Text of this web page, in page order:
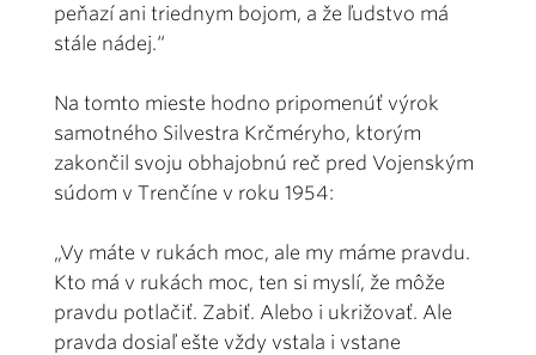
peňazí ani triednym bojom, a že ľudstvo má
stále nádej.“
Na tomto mieste hodno pripomenúť výrok
samotného Silvestra Krčméryho, ktorým
zakončil svoju obhajobnú reč pred Vojenským
súdom v Trenčíne v roku 1954:
„Vy máte v rukách moc, ale my máme pravdu.
Kto má v rukách moc, ten si myslí, že môže
pravdu potlačiť. Zabiť. Alebo i ukrižovať. Ale
pravda dosiaľ ešte vždy vstala i vstane